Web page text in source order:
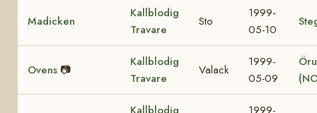
Madicken
Kallblodig
Travare
Sto
1999-
05-10
Ovens 📷
Kallblodig
Travare
Valack
1999-
05-09
Kallblodig
1999-